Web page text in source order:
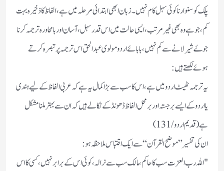
پلک کو سنوارنا کوئی سہل کام نہیں ۔ زبان ابھی ابتدائی مرحلہ میں ہے، الفاظ کا ذخیرہ بہت
کم، جو ہے وہ بھی غیر مرتب ،ایسی حالت میں اس قدر سہل،آسان اور بامحاورہ ترجمہ کرنا
جوۓ شیر لانے سے کم نہیں، بابائے اردو مولوی عبدالحق اس ترجمہ پر تبصرہ کرتے
ہوئے لکھتے ہیں:
یہ ترجمہ ٹھیٹ اردو میں ہے ،اس کا سب سے بڑا کمال یہ ہے کہ عربی الفاظ کے لیے ہندی
یا اردو کے ایسے برجستہ اور برمحل الفاظ ڈھونڈ کے نکالے ہیں کہ ان سے بہتر ملنا مشکل
ہے( قدیم اردو /131)
ان کی تفسیر ”موضح القرآن “سے ایک اقتباس ملاحظہ ہو:
"اللہ رب العزت سب کا حاکم، مالک سب سے نرالہ، کوئی اس کے برابر نہیں،کسی کا اس